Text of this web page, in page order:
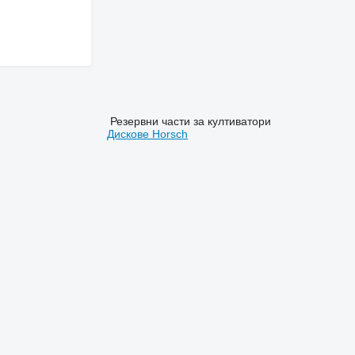
Резервни части за култиватори
Дискове Horsch